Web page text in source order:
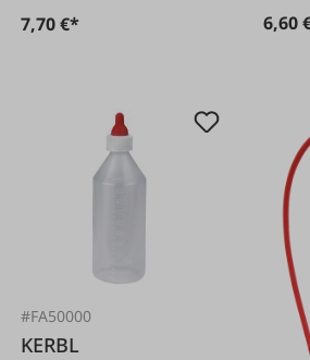
7,70 €* 6,60
#FA50000
KERBL